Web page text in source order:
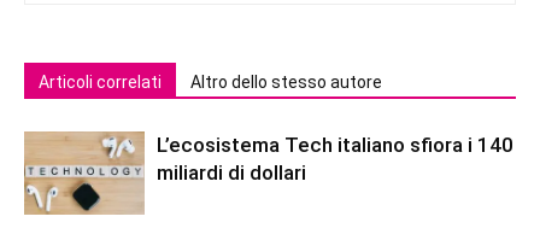
Articoli correlati Altro dello stesso autore
L’ecosistema Tech italiano sfiora i 140
miliardi di dollari